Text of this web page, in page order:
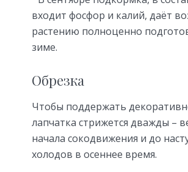
входит фосфор и калий, даёт
растению полноценно
зиме.
Обрезка
Чтобы поддержать
лапчатка стрижется дважды –
начала сокодвижения и до
холодов в осеннее время.